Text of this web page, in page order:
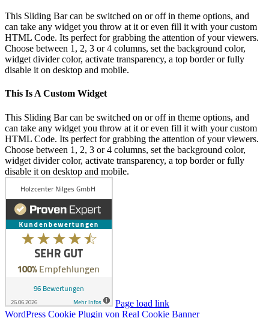
Bar
Area
This Sliding Bar can be switched on or off in theme options, and
can take any widget you throw at it or even fill it with your custom
HTML Code. Its perfect for grabbing the attention of your viewers.
Choose between 1, 2, 3 or 4 columns, set the background color,
widget divider color, activate transparency, a top border or fully
disable it on desktop and mobile.
This Is A Custom Widget
This Sliding Bar can be switched on or off in theme options, and
can take any widget you throw at it or even fill it with your custom
HTML Code. Its perfect for grabbing the attention of your viewers.
Choose between 1, 2, 3 or 4 columns, set the background color,
widget divider color, activate transparency, a top border or fully
disable it on desktop and mobile.
Page load link
WordPress Cookie Plugin von Real Cookie Banner